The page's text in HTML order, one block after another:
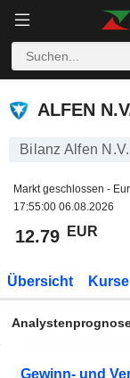
ALFEN N.V.
ALFEN
Bilanz Alfen N.V.
Markt geschlossen -
17:55:00 06.08.2026
12.79 EUR
Übersicht Kurse
Gewinn- und